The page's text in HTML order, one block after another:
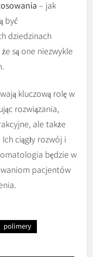
– jak
być
dziedzinach
są one niezwykle
kluczową rolę w
rozwiązania,
ale także
ciągły rozwój i
będzie w
pacjentów
polimery